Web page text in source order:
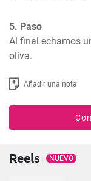
5. Paso
Al final echamos
oliva.
Añadir una nota
Reels NUEVO